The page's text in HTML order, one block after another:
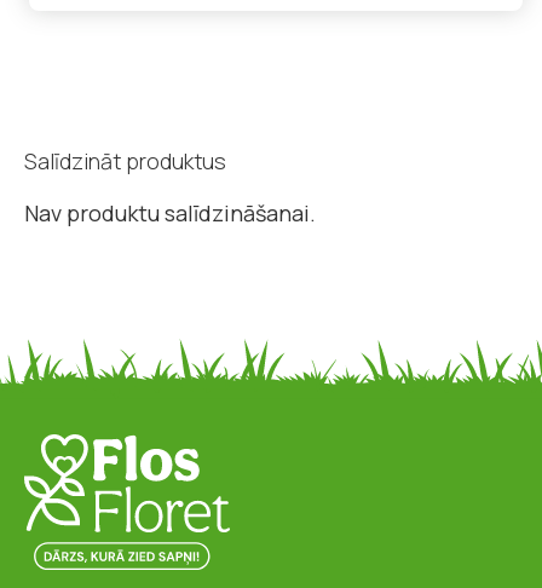
Salīdzināt produktus
Nav produktu salīdzināšanai.